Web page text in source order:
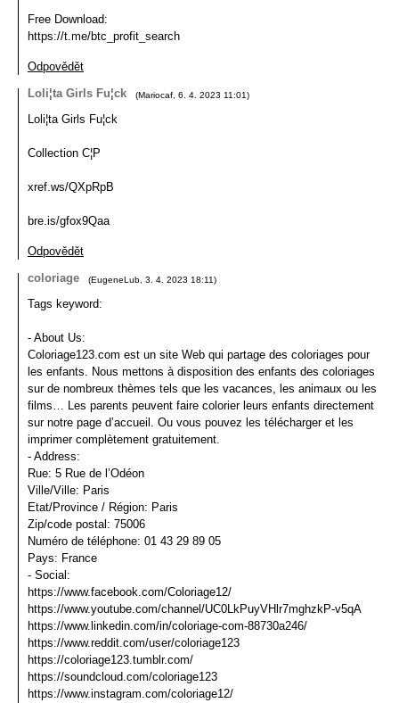
Free Download:
https://t.me/btc_profit_search
Odpovědět
Loli¦ta Girls Fu¦ck
(Mariocaf 6. 4. 2023 11:01)
Loli¦ta Girls Fu¦ck
Collection C¦P
xref.ws/QXpRpB
bre.is/gfox9Qaa
Odpovědět
coloriage
(EugeneLub 3. 4. 2023 18:11)
Tags keyword:
- About Us:
Coloriage123.com est un site Web qui partage des coloriages pour
les enfants. Nous mettons à disposition des enfants des coloriages
sur de nombreux thèmes tels que les vacances, les animaux ou les
films… Les parents peuvent faire colorier leurs enfants directement
sur notre page d’accueil. Ou vous pouvez les télécharger et les
imprimer complètement gratuitement.
- Address:
Rue: 5 Rue de l’Odéon
Ville/Ville: Paris
Etat/Province / Région: Paris
Zip/code postal: 75006
Numéro de téléphone: 01 43 29 89 05
Pays: France
- Social:
https://www.facebook.com/Coloriage12/
https://www.youtube.com/channel/UC0LkPuyVHlr7mghzkP-v5qA
https://www.linkedin.com/in/coloriage-com-88730a246/
https://www.reddit.com/user/coloriage123
https://coloriage123.tumblr.com/
https://soundcloud.com/coloriage123
https://www.instagram.com/coloriage12/
Portrét